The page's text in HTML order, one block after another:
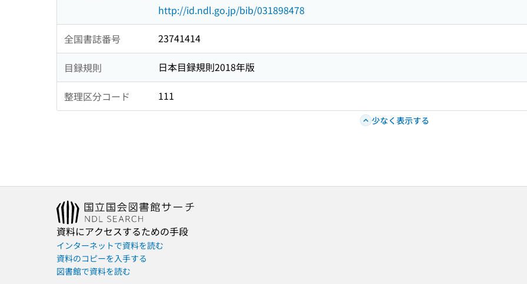
http://id.ndl.go.jp/bib/031898478
全国書誌番号 23741414
目録規則 日本目録規則2018年版
整理区分コード 111
少なく表示する
資料にアクセスするための手段
インターネットで資料を読む
資料のコピーを入手する
図書館で資料を読む